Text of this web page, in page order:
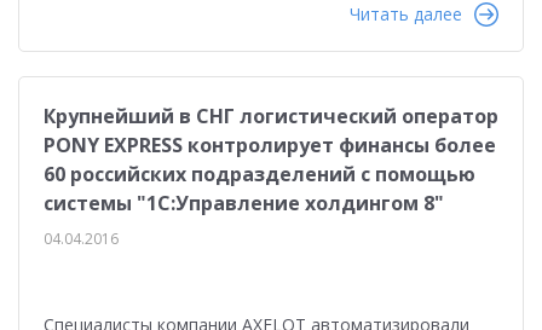
Читать далее
Крупнейший в СНГ логистический оператор
PONY EXPRESS контролирует финансы более
60 российских подразделений с помощью
системы "1С:Управление холдингом 8"
04.04.2016
Специалисты компании AXELOT автоматизировали